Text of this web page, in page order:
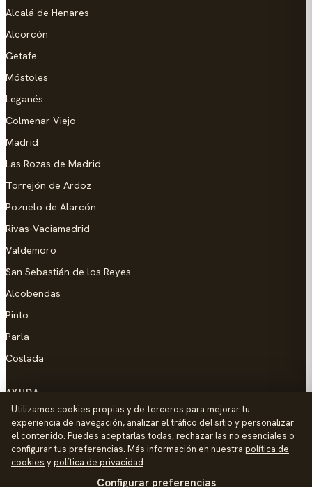
Alcalá de Henares
Alcorcón
Getafe
Móstoles
Leganés
Colmenar Viejo
Madrid
Las Rozas de Madrid
Torrejón de Ardoz
Pozuelo de Alarcón
Rivas-Vaciamadrid
Valdemoro
San Sebastián de los Reyes
Alcobendas
Pinto
Parla
Coslada
AYUDA
Añadir empresa
Contacto
Política de Privacidad
Utilizamos cookies propias y de terceros para mejorar tu
experiencia de navegación, analizar el tráfico del sitio y personalizar
el contenido. Puedes aceptarlas todas, rechazar las no esenciales o
configurar tus preferencias. Más información en nuestra política de
cookies ypolítica de privacidad.
Configurar preferencias